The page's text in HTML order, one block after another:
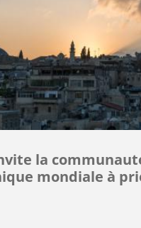
la
mondiale à